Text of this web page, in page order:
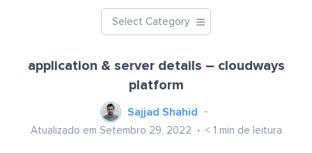
Select Category
application & server details – cloudways
platform
Sajjad Shahid
Atualizado em Setembro 29, 2022 < 1 min de leitura